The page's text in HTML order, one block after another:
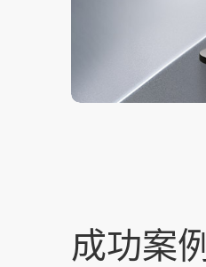
成功案例